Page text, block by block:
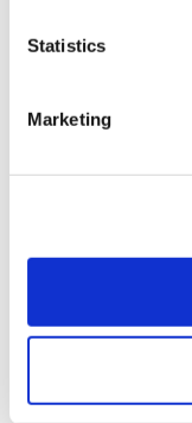
Statistics
Marketing
JCB信用卡
設施服務
免費WIFI